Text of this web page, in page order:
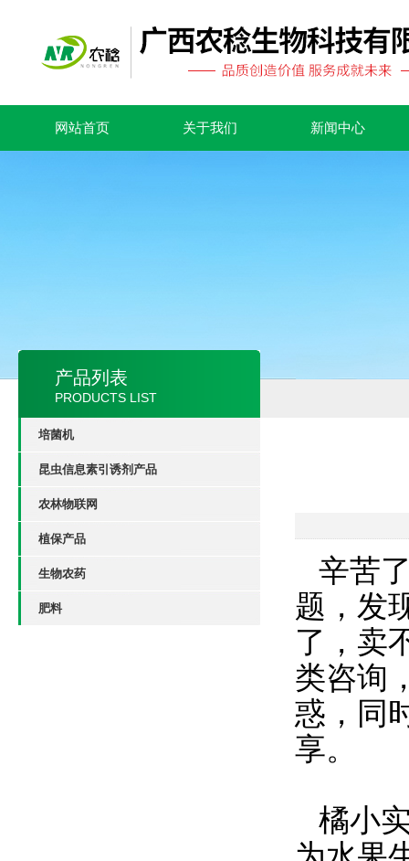
网站首页 关于我们 新闻中心
产品列表
PRODUCTS LIST
培菌机
昆虫信息素引诱剂产品
农林物联网
植保产品
生物农药
肥料
辛苦
题，发
了，卖
类咨询
惑，同
享。
橘小